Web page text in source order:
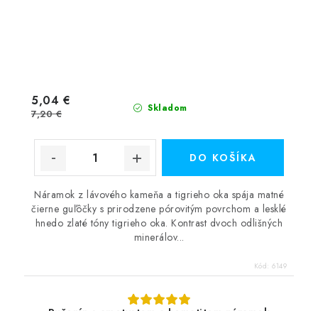
Skladom
5,04 €
7,20 €
DO KOŠÍKA
Náramok z lávového kameňa a tigrieho oka spája matné
čierne guľôčky s prirodzene pórovitým povrchom a lesklé
hnedo zlaté tóny tigrieho oka. Kontrast dvoch odlišných
minerálov...
Kód: 6149